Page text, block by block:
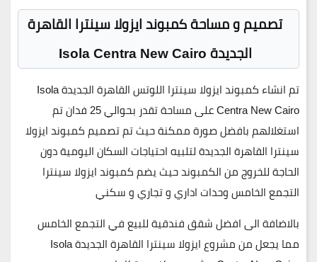
تصميم و مساحة كمبوند ايزولا سينترا القاهرة
الجديدة Isola Centra New Cairo
تم انشاء كمبوند ايزولا سينترا اللوتس القاهرة الجديدةIsola
Centra New Cairoعلى مساحة تقدر بحوالي25 فدان
تم
استغلالهم بافضل صورة ممكنة حيث تم تصميم كمبوند ايزولا
سينترا القاهرة الجديدة لتلبيه احتياجات السكان اليومية دون
الحاجة للخروج من الكمبوند حيث يضم كمبوند ايزولا سينترا
التجمع الخامس وحدات اداري و تجاري و سكني
بالاضافة الى افضل شقق فندقية للبيع في التجمع الخامس
مما يجعل من مشروع ايزولا سينترا القاهرة الجديدة Isola